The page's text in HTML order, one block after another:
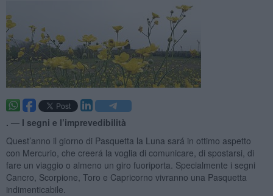
. — I segni e l’imprevedibilità
Quest’anno il giorno di Pasquetta la Luna sará in ottimo aspetto
con Mercurio, che creerá la voglia di comunicare, di spostarsi, di
fare un viaggio o almeno un giro fuoriporta. Specialmente i segni
Cancro, Scorpione, Toro e Capricorno vivranno una Pasquetta
indimenticabile.